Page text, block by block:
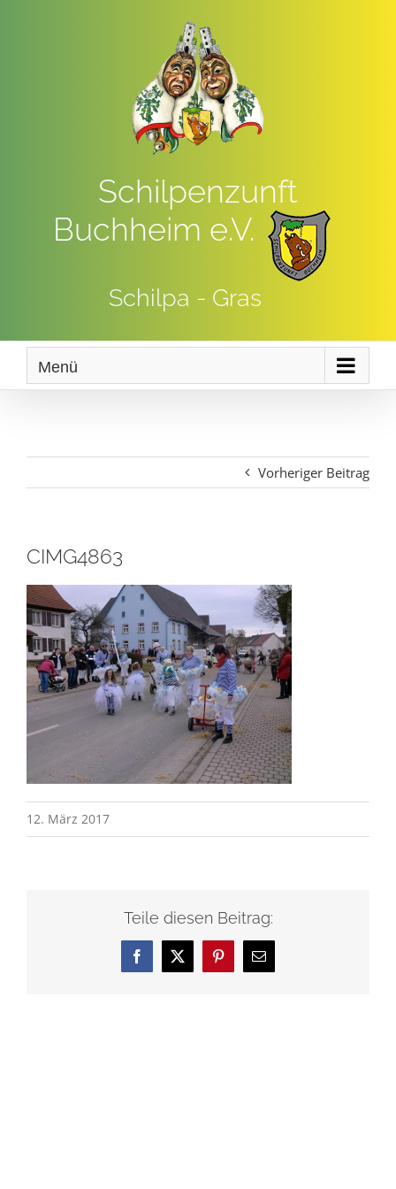
Schilpenzunft
Buchheim e.V.
Schilpa - Gras
Menü
Vorheriger Beitrag
CIMG4863
12. März 2017
Teile diesen Beitrag:
Facebook
X Pinterest
E-
Mail